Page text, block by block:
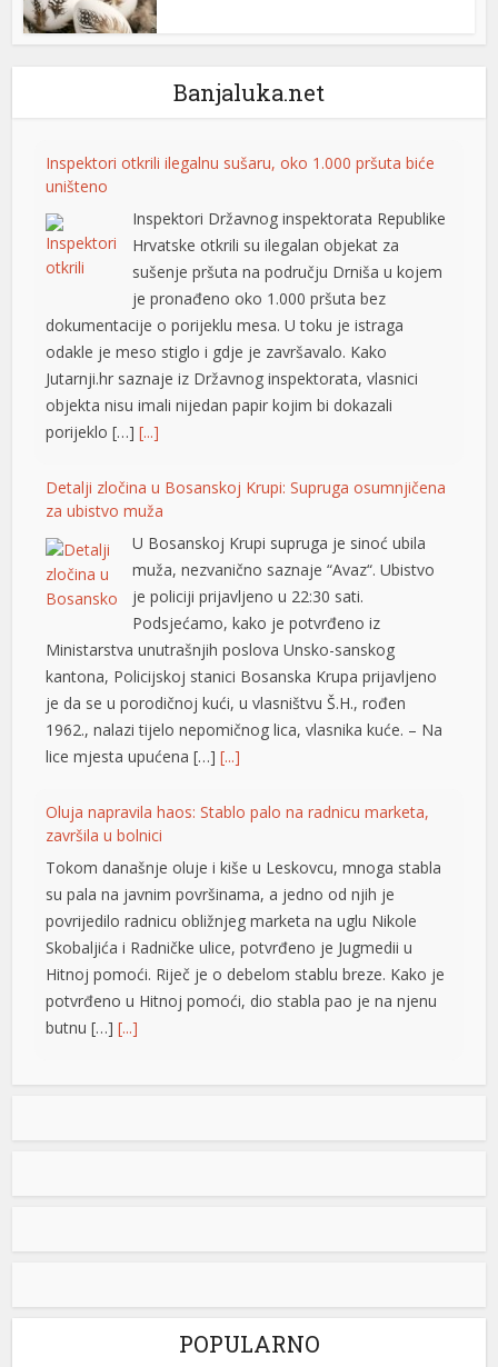
Banjaluka.net
Inspektori otkrili ilegalnu sušaru, oko 1.000 pršuta biće
uništeno
Inspektori Državnog inspektorata Republike
Hrvatske otkrili su ilegalan objekat za
sušenje pršuta na području Drniša u kojem
je pronađeno oko 1.000 pršuta bez
dokumentacije o porijeklu mesa. U toku je istraga
odakle je meso stiglo i gdje je završavalo. Kako
Jutarnji.hr saznaje iz Državnog inspektorata, vlasnici
objekta nisu imali nijedan papir kojim bi dokazali
porijeklo […][...]
Detalji zločina u Bosanskoj Krupi: Supruga osumnjičena
za ubistvo muža
U Bosanskoj Krupi supruga je sinoć ubila
muža, nezvanično saznaje “Avaz“. Ubistvo
je policiji prijavljeno u 22:30 sati.
Podsjećamo, kako je potvrđeno iz
Ministarstva unutrašnjih poslova Unsko-sanskog
kantona, Policijskoj stanici Bosanska Krupa prijavljeno
je da se u porodičnoj kući, u vlasništvu Š.H., rođen
1962., nalazi tijelo nepomičnog lica, vlasnika kuće. – Na
lice mjesta upućena […][...]
Oluja napravila haos: Stablo palo na radnicu marketa,
završila u bolnici
Tokom današnje oluje i kiše u Leskovcu, mnoga stabla
su pala na javnim površinama, a jedno od njih je
povrijedilo radnicu obližnjeg marketa na uglu Nikole
Skobaljića i Radničke ulice, potvrđeno je Jugmedii u
Hitnoj pomoći. Riječ je o debelom stablu breze. Kako je
potvrđeno u Hitnoj pomoći, dio stabla pao je na njenu
butnu […][...]
Snimak s Jadrana izazvao bijes javnosti: Muškarac džet
Snimak s Kraljičine plaže u Ninu izazvao je
kako osoba na džet skiju prilazi
POPULARNO